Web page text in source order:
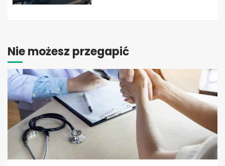
Nie możesz przegapić